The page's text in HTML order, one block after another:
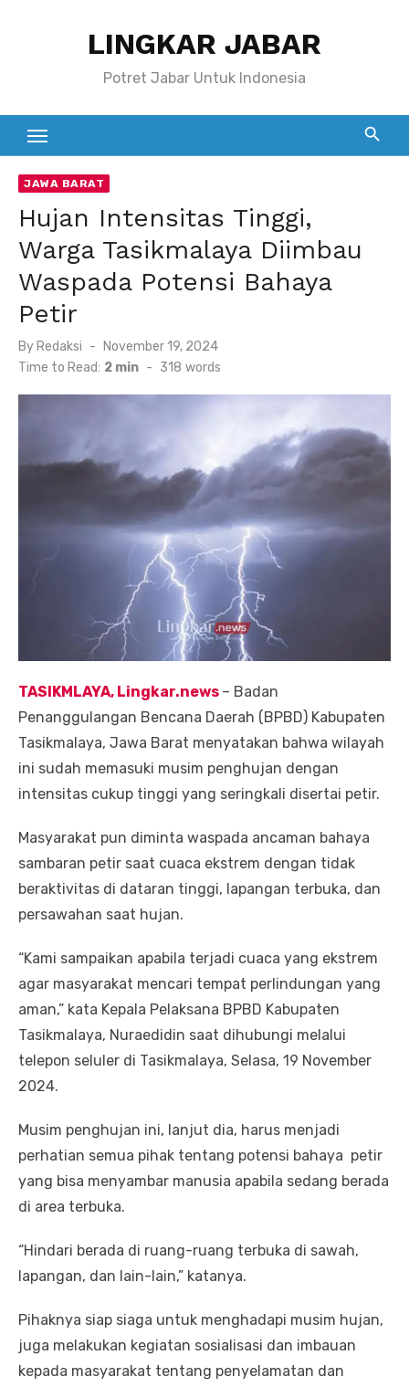
LINGKAR JABAR
Potret Jabar Untuk Indonesia
JAWA BARAT
Hujan Intensitas Tinggi,
Warga Tasikmalaya Diimbau
Waspada Potensi Bahaya
Petir
By Redaksi
Posted
on
November 19, 2024
Time to Read: 2 min - 318 words
TASIKMLAYA, Lingkar.news – Badan
Penanggulangan Bencana Daerah (BPBD) Kabupaten
Tasikmalaya, Jawa Barat menyatakan bahwa wilayah
ini sudah memasuki musim penghujan dengan
intensitas cukup tinggi yang seringkali disertai petir.
Masyarakat pun diminta waspada ancaman bahaya
sambaran petir saat cuaca ekstrem dengan tidak
beraktivitas di dataran tinggi, lapangan terbuka, dan
persawahan saat hujan.
“Kami sampaikan apabila terjadi cuaca yang ekstrem
agar masyarakat mencari tempat perlindungan yang
aman,” kata Kepala Pelaksana BPBD Kabupaten
Tasikmalaya, Nuraedidin saat dihubungi melalui
telepon seluler di Tasikmalaya, Selasa, 19 November
2024.
Musim penghujan ini, lanjut dia, harus menjadi
perhatian semua pihak tentang potensi bahaya petir
yang bisa menyambar manusia apabila sedang berada
di area terbuka.
“Hindari berada di ruang-ruang terbuka di sawah,
lapangan, dan lain-lain,” katanya.
Pihaknya siap siaga untuk menghadapi musim hujan,
juga melakukan kegiatan sosialisasi dan imbauan
kepada masyarakat tentang penyelamatan dan